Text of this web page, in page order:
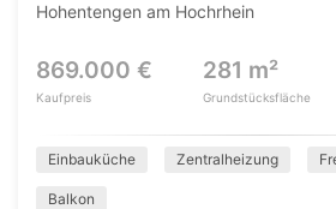
Hohentengen am Hochrhein
869.000 €
Kaufpreis
281 m²
Grundstücksfläche
Einbauküche Zentralheizung
Balkon